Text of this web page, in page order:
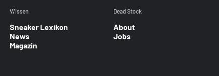
Wissen
Sneaker Lexikon
News
Magazin
Dead Stock
About
Jobs